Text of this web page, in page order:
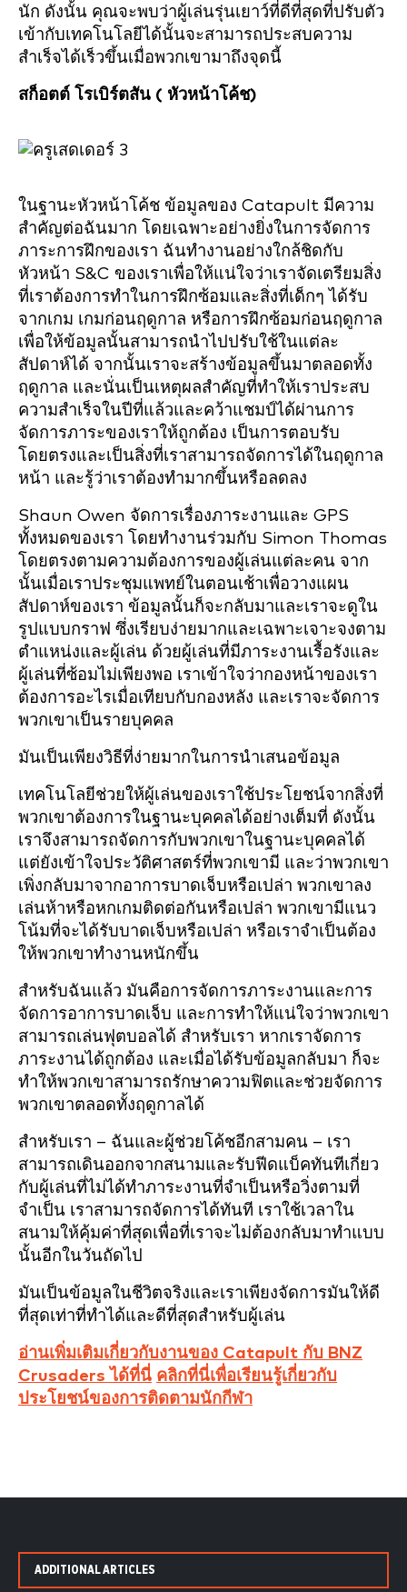
นัก ดังนั้น คุณจะพบว่าผู้เล่นรุ่นเยาว์ที่ดีที่สุดที่ปรับตัว
เข้ากับเทคโนโลยีได้นั้นจะสามารถประสบความ
สำเร็จได้เร็วขึ้นเมื่อพวกเขามาถึงจุดนี้
สก็อตต์ โรเบิร์ตสัน ( หัวหน้าโค้ช)
ในฐานะหัวหน้าโค้ช ข้อมูลของ Catapult มีความ
สำคัญต่อฉันมาก โดยเฉพาะอย่างยิ่งในการจัดการ
ภาระการฝึกของเรา ฉันทำงานอย่างใกล้ชิดกับ
หัวหน้า S&C ของเราเพื่อให้แน่ใจว่าเราจัดเตรียมสิ่ง
ที่เราต้องการทำในการฝึกซ้อมและสิ่งที่เด็กๆ ได้รับ
จากเกม เกมก่อนฤดูกาล หรือการฝึกซ้อมก่อนฤดูกาล
เพื่อให้ข้อมูลนั้นสามารถนำไปปรับใช้ในแต่ละ
สัปดาห์ได้ จากนั้นเราจะสร้างข้อมูลขึ้นมาตลอดทั้ง
ฤดูกาล และนั่นเป็นเหตุผลสำคัญที่ทำให้เราประสบ
ความสำเร็จในปีที่แล้วและคว้าแชมป์ได้ผ่านการ
จัดการภาระของเราให้ถูกต้อง เป็นการตอบรับ
โดยตรงและเป็นสิ่งที่เราสามารถจัดการได้ในฤดูกาล
หน้า และรู้ว่าเราต้องทำมากขึ้นหรือลดลง
Shaun Owen จัดการเรื่องภาระงานและ GPS
ทั้งหมดของเรา โดยทำงานร่วมกับ Simon Thomas
โดยตรงตามความต้องการของผู้เล่นแต่ละคน จาก
นั้นเมื่อเราประชุมแพทย์ในตอนเช้าเพื่อวางแผน
สัปดาห์ของเรา ข้อมูลนั้นก็จะกลับมาและเราจะดูใน
รูปแบบกราฟ ซึ่งเรียบง่ายมากและเฉพาะเจาะจงตาม
ตำแหน่งและผู้เล่น ด้วยผู้เล่นที่มีภาระงานเรื้อรังและ
ผู้เล่นที่ซ้อมไม่เพียงพอ เราเข้าใจว่ากองหน้าของเรา
ต้องการอะไรเมื่อเทียบกับกองหลัง และเราจะจัดการ
พวกเขาเป็นรายบุคคล
มันเป็นเพียงวิธีที่ง่ายมากในการนำเสนอข้อมูล
เทคโนโลยีช่วยให้ผู้เล่นของเราใช้ประโยชน์จากสิ่งที่
พวกเขาต้องการในฐานะบุคคลได้อย่างเต็มที่ ดังนั้น
เราจึงสามารถจัดการกับพวกเขาในฐานะบุคคลได้
แต่ยังเข้าใจประวัติศาสตร์ที่พวกเขามี และว่าพวกเขา
เพิ่งกลับมาจากอาการบาดเจ็บหรือเปล่า พวกเขาลง
เล่นห้าหรือหกเกมติดต่อกันหรือเปล่า พวกเขามีแนว
โน้มที่จะได้รับบาดเจ็บหรือเปล่า หรือเราจำเป็นต้อง
ให้พวกเขาทำงานหนักขึ้น
สำหรับฉันแล้ว มันคือการจัดการภาระงานและการ
จัดการอาการบาดเจ็บ และการทำให้แน่ใจว่าพวกเขา
สามารถเล่นฟุตบอลได้ สำหรับเรา หากเราจัดการ
ภาระงานได้ถูกต้อง และเมื่อได้รับข้อมูลกลับมา ก็จะ
ทำให้พวกเขาสามารถรักษาความฟิตและช่วยจัดการ
พวกเขาตลอดทั้งฤดูกาลได้
สำหรับเรา – ฉันและผู้ช่วยโค้ชอีกสามคน – เรา
สามารถเดินออกจากสนามและรับฟีดแบ็คทันทีเกี่ยว
กับผู้เล่นที่ไม่ได้ทำภาระงานที่จำเป็นหรือวิ่งตามที่
จำเป็น เราสามารถจัดการได้ทันที เราใช้เวลาใน
สนามให้คุ้มค่าที่สุดเพื่อที่เราจะไม่ต้องกลับมาทำแบบ
นั้นอีกในวันถัดไป
มันเป็นข้อมูลในชีวิตจริงและเราเพียงจัดการมันให้ดี
ที่สุดเท่าที่ทำได้และดีที่สุดสำหรับผู้เล่น
อ่านเพิ่มเติมเกี่ยวกับงานของ Catapult กับ BNZ
Crusaders ได้ที่นี่ คลิกที่นี่เพื่อเรียนรู้เกี่ยวกับ
ประโยชน์ของการติดตามนักกีฬา
ADDITIONAL ARTICLES